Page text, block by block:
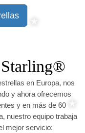
Starling®
en Europa, nos
y ahora ofrecemos
y en más de 60
nuestro equipo trabaja
mejor servicio: